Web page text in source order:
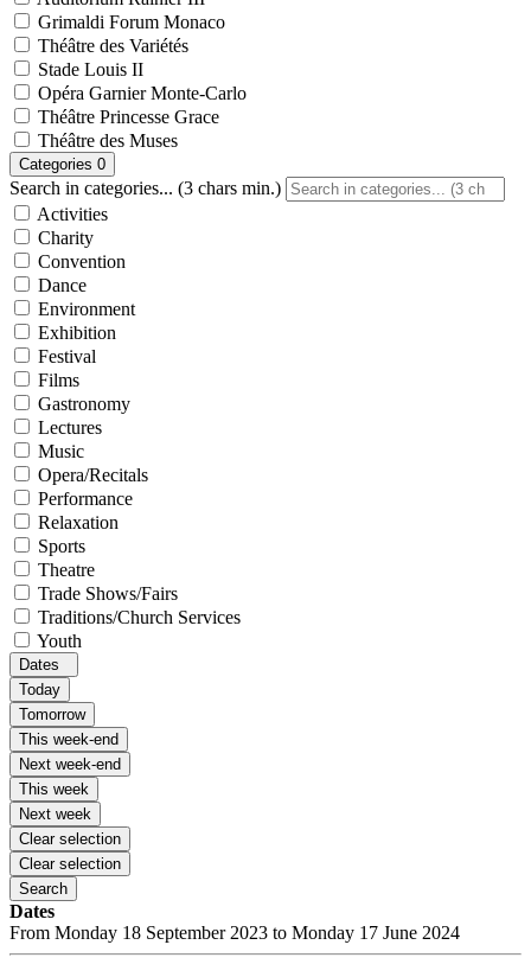
Grimaldi Forum Monaco
Théâtre des Variétés
Stade Louis II
Opéra Garnier Monte-Carlo
Théâtre Princesse Grace
Théâtre des Muses
Categories 0
Search in categories... (3 chars min.)
Activities
Charity
Convention
Dance
Environment
Exhibition
Festival
Films
Gastronomy
Lectures
Music
Opera/Recitals
Performance
Relaxation
Sports
Theatre
Trade Shows/Fairs
Traditions/Church Services
Youth
Dates
Today
Tomorrow
This week-end
Next week-end
This week
Next week
Clear selection
Clear selection
Search
Dates
From Monday 18 September 2023 to Monday 17 June 2024